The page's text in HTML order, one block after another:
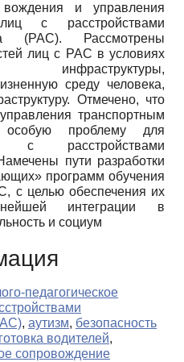
и управления
с расстройствами
(РАС). Рассмотрены
лиц с РАС в условиях
инфраструктуры,
среду человека,
Отмечено, что
транспортным
особую проблему для
с расстройствами
пути разработки
программ обучения
с целью обеспечения их
интеграции в
и социум
педагогическое
, аутизм, безопасность
водителей,
сопровождение